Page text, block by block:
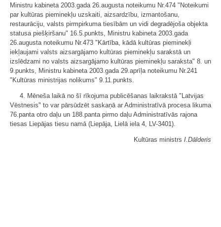
Ministru kabineta 2003.gada 26.augusta noteikumu Nr.474 "Noteikumi
par kultūras pieminekļu uzskaiti, aizsardzību, izmantošanu,
restaurāciju, valsts pirmpirkuma tiesībām un vidi degradējoša objekta
statusa piešķiršanu" 16.5.punkts, Ministru kabineta 2003.gada
26.augusta noteikumu Nr.473 "Kārtība, kādā kultūras pieminekļi
iekļaujami valsts aizsargājamo kultūras pieminekļu sarakstā un
izslēdzami no valsts aizsargājamo kultūras pieminekļu saraksta" 8. un
9.punkts, Ministru kabineta 2003.gada 29.aprīļa noteikumu Nr.241
"Kultūras ministrijas nolikums" 9.11.punkts.
4. Mēneša laikā no šī rīkojuma publicēšanas laikrakstā "Latvijas
Vēstnesis" to var pārsūdzēt saskaņā ar Administratīvā procesa likuma
76.panta otro daļu un 188.panta pirmo daļu Administratīvās rajona
tiesas Liepājas tiesu namā (Liepāja, Lielā iela 4, LV-3401).
Kultūras ministrs I.Dālderis